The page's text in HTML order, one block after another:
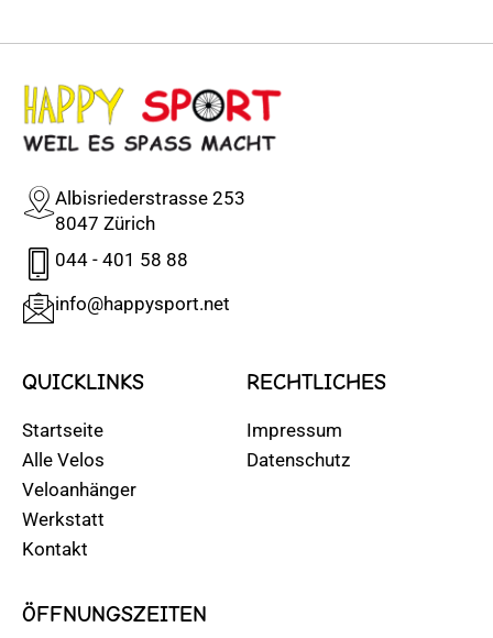
Albisriederstrasse 253
8047 Zürich
044 - 401 58 88
info@happysport.net
QUICKLINKS
Startseite
Alle Velos
Veloanhänger
Werkstatt
Kontakt
RECHTLICHES
Impressum
Datenschutz
ÖFFNUNGSZEITEN